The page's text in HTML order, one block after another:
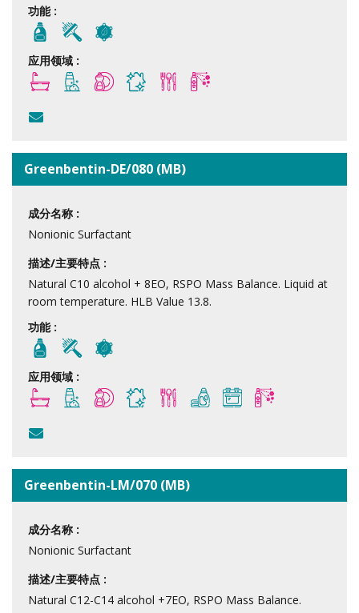
功能 :
应用领域 :
Greenbentin-DE/080 (MB)
成分名称 :
Nonionic Surfactant
描述/主要特点 :
Natural C10 alcohol + 8EO, RSPO Mass Balance. Liquid at
room temperature. HLB Value 13.8.
功能 :
应用领域 :
Greenbentin-LM/070 (MB)
成分名称 :
Nonionic Surfactant
描述/主要特点 :
Natural C12-C14 alcohol +7EO, RSPO Mass Balance.